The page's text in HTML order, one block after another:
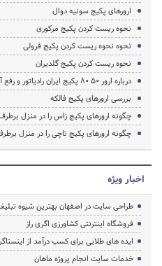
ارورهای پکیج سونیه دوال
نحوه ریست کردن پکیج مرکوری
نحوه نحوه ریست کردن پکیج فرولی
نحوه ریست کردن پکیج گلدیران
درباره ارور ۵۰ ۸۰ پکیج ایران رادیاتور و رفع آن
بررسی ارورهای پکیج فالکه
چگونه ارورهای پکیج زاس را در منزل
چگونه ارورهای پکیج تاچی را در منزل
اخبار ویژه
طراحی سایت در اصفهان بهترین شیوه
فروشگاه اینترنتی کشاورزی اگری راز
ایده های طلایی برای کسب درآمد از
خدمات سایت انجام پروژه ماهان